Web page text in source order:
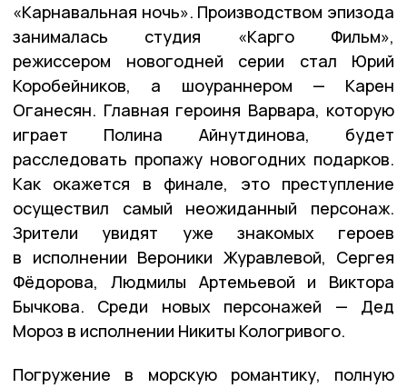
«Карнавальная ночь». Производством эпизода
занималась студия «Карго Фильм»,
режиссером новогодней серии стал Юрий
Коробейников, а шоураннером — Карен
Оганесян. Главная героиня Варвара, которую
играет Полина Айнутдинова, будет
расследовать пропажу новогодних подарков.
Как окажется в финале, это преступление
осуществил самый неожиданный персонаж.
Зрители увидят уже знакомых героев
в исполнении Вероники Журавлевой, Сергея
Фёдорова, Людмилы Артемьевой и Виктора
Бычкова. Среди новых персонажей — Дед
Мороз в исполнении Никиты Кологривого.
Погружение в морскую романтику, полную